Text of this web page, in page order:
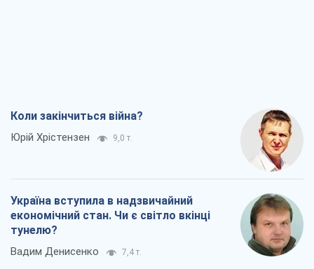
Коли закінчиться війна?
Юрій Хрістензен 9,0 т.
Україна вступила в надзвичайний
економічний стан. Чи є світло вкінці
тунелю?
Вадим Денисенко 7,4 т.